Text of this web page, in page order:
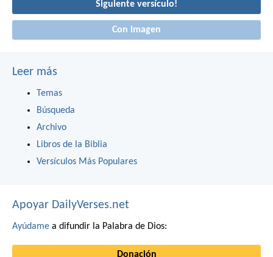
Siguiente versículo!
Con imagen
Leer más
Temas
Búsqueda
Archivo
Libros de la Biblia
Versículos Más Populares
Apoyar DailyVerses.net
Ayúdame a difundir la Palabra de Dios:
Donación